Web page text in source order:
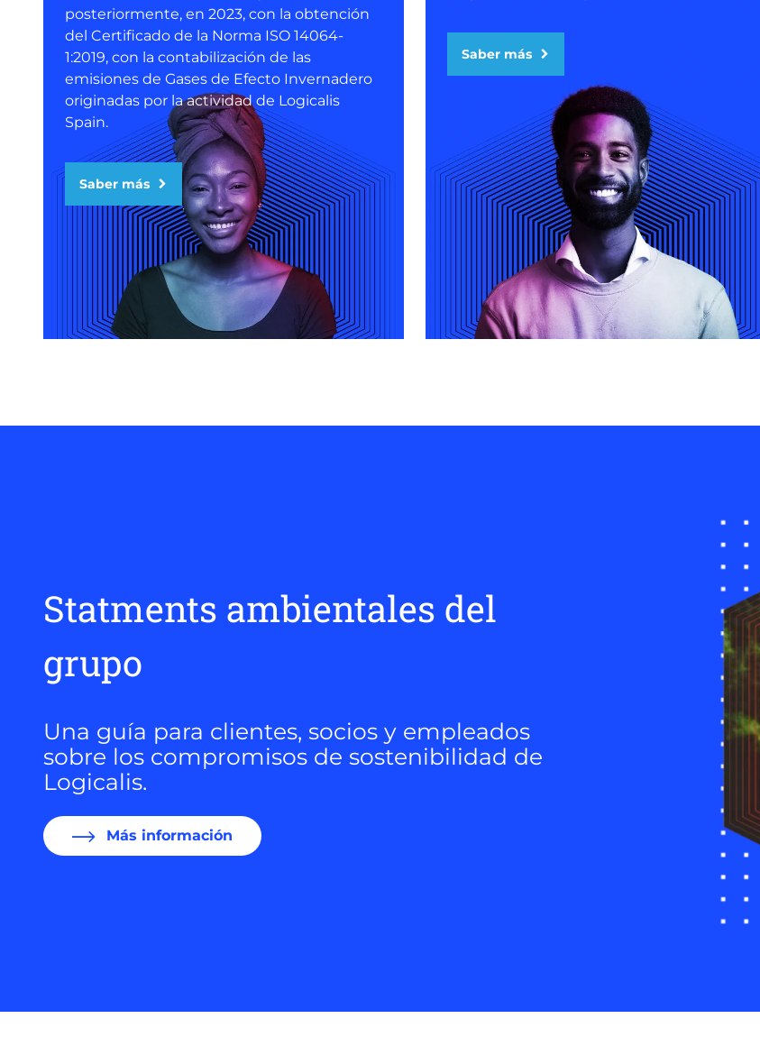
posteriormente, en 2023, con la obtención
del Certificado de la Norma ISO 14064-
1:2019, con la contabilización de las
emisiones de Gases de Efecto Invernadero
originadas por la actividad de Logicalis
Spain.
Saber más
Saber más
Statments ambientales del
grupo
Una guía para clientes, socios y empleados
sobre los compromisos de sostenibilidad de
Logicalis.
Más información